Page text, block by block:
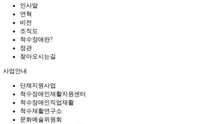
인사말
연혁
비전
조직도
척수장애란?
정관
찾아오시는길
사업안내
단체지원사업
척수장애인재활지원센터
척수장애인직업재활
척수재활연구소
문화예술위원회